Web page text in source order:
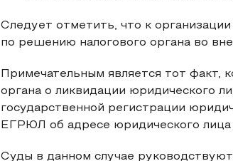
Следует отметить, что к
по решению налогового органа во
Примечательным является тот факт,
органа о ликвидации юридического
государственной регистрации
ЕГРЮЛ об адресе юридического лица
Суды в данном случае